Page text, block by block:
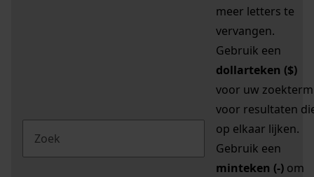
meer letters te
vervangen.
Gebruik een
dollarteken ($)
voor uw zoekterm
voor resultaten
op elkaar lijken.
Gebruik een
minteken (-) om